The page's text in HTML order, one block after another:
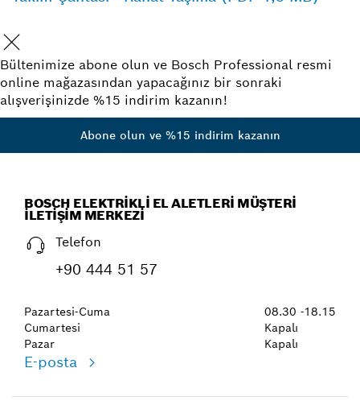
Bültenimize abone olun ve Bosch Professional resmi
online mağazasından yapacağınız bir sonraki
alışverişinizde %15 indirim kazanın!
Abone olun ve %15 indirim kazanın
BOSCH ELEKTRIKLI EL ALETLERI MÜŞTERI
İLETIŞIM MERKEZI
Telefon
+90 444 51 57
Pazartesi-Cuma
Cumartesi
Pazar
08.30 -18.15
Kapalı
Kapalı
E-posta